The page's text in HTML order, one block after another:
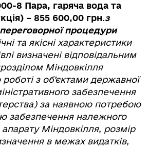
8 Пара, гаряча вода та
– 855 600,00 грн.з
процедури
та якісні характеристики
визначені відповідальним
Міндовкілля
з об’єктами державної
забезпечення
за наявною потребою
забезпечення належного
Міндовкілля, розмір
в межах видатків,